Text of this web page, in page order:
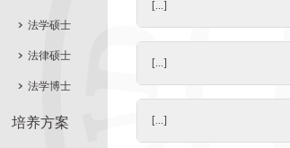
法学硕士
法律硕士
法学博士
培养方案
[...]
[...]
[...]